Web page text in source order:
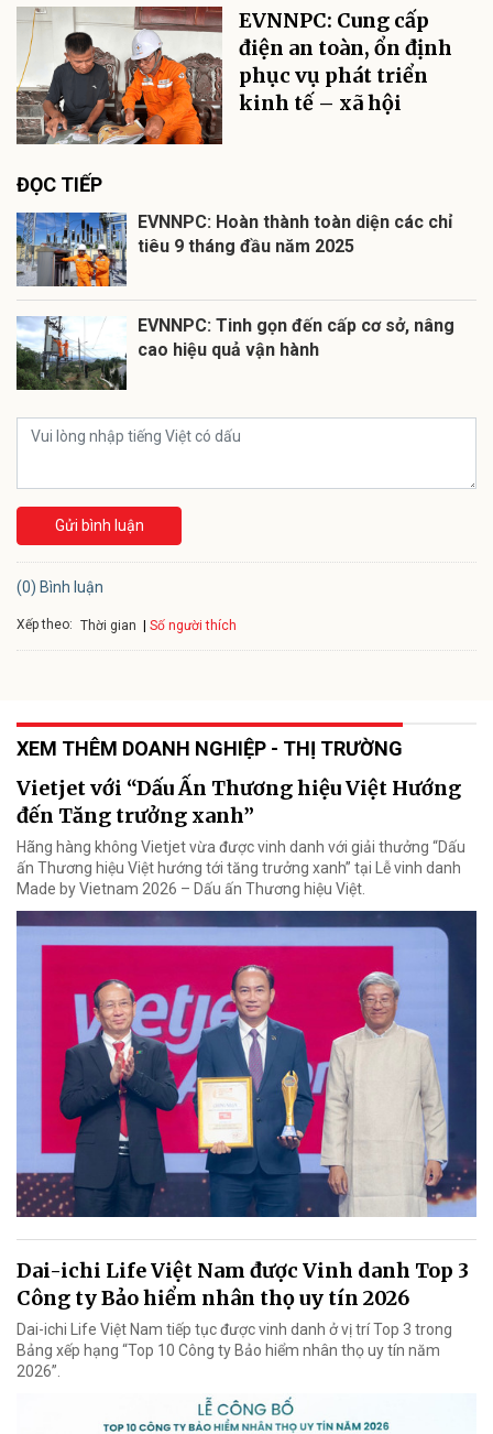
EVNNPC: Cung cấp
điện an toàn, ổn định
phục vụ phát triển
kinh tế – xã hội
ĐỌC TIẾP
EVNNPC: Hoàn thành toàn diện các chỉ
tiêu 9 tháng đầu năm 2025
EVNNPC: Tinh gọn đến cấp cơ sở, nâng
cao hiệu quả vận hành
Gửi bình luận
(0) Bình luận
Xếp theo: Thời gian Số người thích
XEM THÊM DOANH NGHIỆP - THỊ TRƯỜNG
Vietjet với “Dấu Ấn Thương hiệu Việt Hướng
đến Tăng trưởng xanh”
Hãng hàng không Vietjet vừa được vinh danh với giải thưởng “Dấu
ấn Thương hiệu Việt hướng tới tăng trưởng xanh” tại Lễ vinh danh
Made by Vietnam 2026 – Dấu ấn Thương hiệu Việt.
Dai-ichi Life Việt Nam được Vinh danh Top 3
Công ty Bảo hiểm nhân thọ uy tín 2026
Dai-ichi Life Việt Nam tiếp tục được vinh danh ở vị trí Top 3 trong
Bảng xếp hạng “Top 10 Công ty Bảo hiểm nhân thọ uy tín năm
2026”.